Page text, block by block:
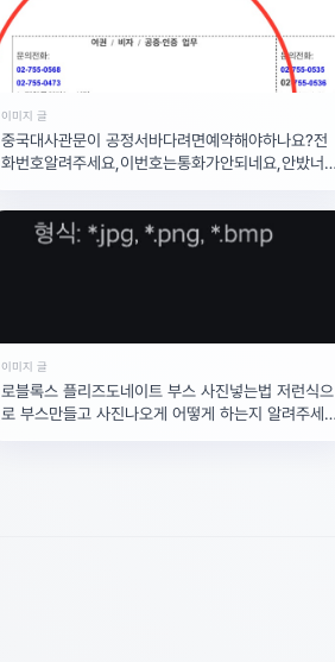
이미지 글
중국대사관문이 공정서바다려면예약해야하나요?전
화번호알려주세요,이번호는통화가안되네요,안밨너
이미지 글
로블록스 플리즈도네이트 부스 사진넣는법 저런식으
로 부스만들고 사진나오게 어떻게 하는지 알려주세